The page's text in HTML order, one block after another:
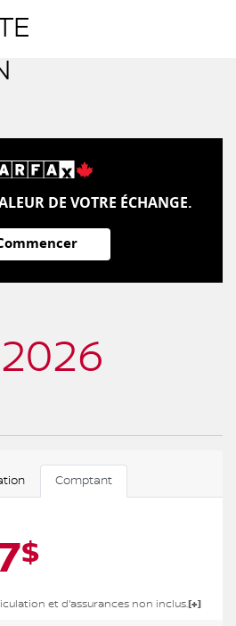
DE VOTRE ÉCHANGE.
Comptant
$
et d'assurances non inclus.